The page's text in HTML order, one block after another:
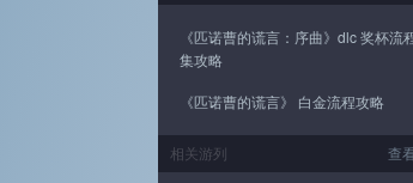
《匹诺曹的谎言：序曲》dlc 奖杯流
集攻略
《匹诺曹的谎言》 白金流程攻略
查
相关游列